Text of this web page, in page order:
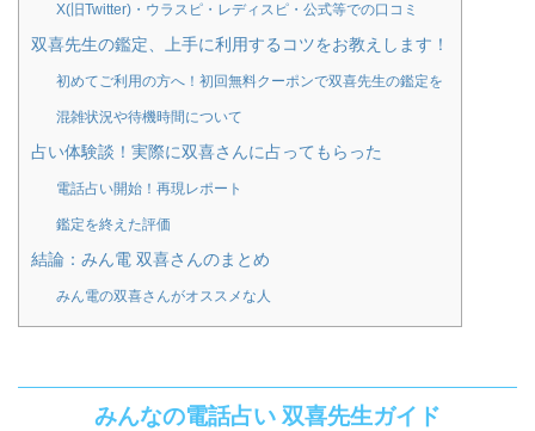
X(旧Twitter)・ウラスピ・レディスピ・公式等での口コミ
双喜先生の鑑定、上手に利用するコツをお教えします！
初めてご利用の方へ！初回無料クーポンで双喜先生の鑑定を
混雑状況や待機時間について
占い体験談！実際に双喜さんに占ってもらった
電話占い開始！再現レポート
鑑定を終えた評価
結論：みん電 双喜さんのまとめ
みん電の双喜さんがオススメな人
みんなの電話占い 双喜先生ガイド